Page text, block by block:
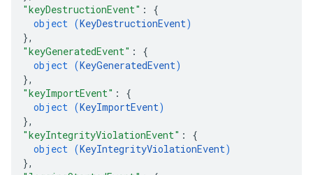
"keyDestructionEvent" : {
object (KeyDestructionEvent)
},
"keyGeneratedEvent" : {
object (KeyGeneratedEvent)
},
"keyImportEvent" : {
object (KeyImportEvent)
},
"keyIntegrityViolationEvent" : {
object (KeyIntegrityViolationEvent)
},